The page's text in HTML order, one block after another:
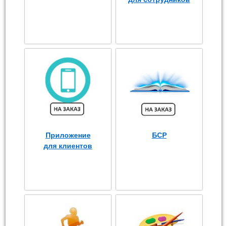
Приложение
для клиентов
БСР